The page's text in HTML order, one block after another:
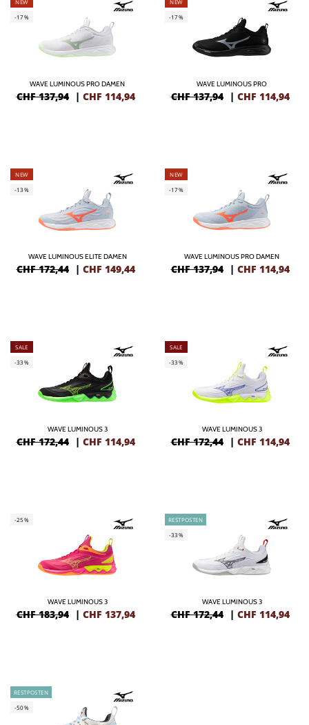
-17%
WAVE LUMINOUS PRO DAMEN
CHF 137,94 | CHF 114,94
-17%
WAVE LUMINOUS PRO
CHF 137,94 | CHF 114,94
NEW
-13%
WAVE LUMINOUS ELITE DAMEN
CHF 172,44 | CHF 149,44
NEW
-17%
WAVE LUMINOUS PRO DAMEN
CHF 137,94 | CHF 114,94
SALE
-33%
WAVE LUMINOUS 3
CHF 172,44 | CHF 114,94
SALE
-33%
WAVE LUMINOUS 3
CHF 172,44 | CHF 114,94
-25%
WAVE LUMINOUS 3
CHF 183,94 | CHF 137,94
RESTPOSTEN
-33%
WAVE LUMINOUS 3
CHF 172,44 | CHF 114,94
RESTPOSTEN
-50%